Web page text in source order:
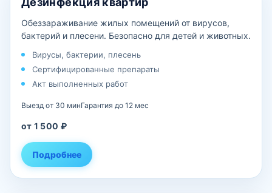
Обеззараживание жилых помещений от вирусов,
бактерий и плесени. Безопасно для детей и животных.
Вирусы, бактерии, плесень
Сертифицированные препараты
Акт выполненных работ
Выезд от 30 минГарантия до 12 мес
от 1 500 ₽
Подробнее